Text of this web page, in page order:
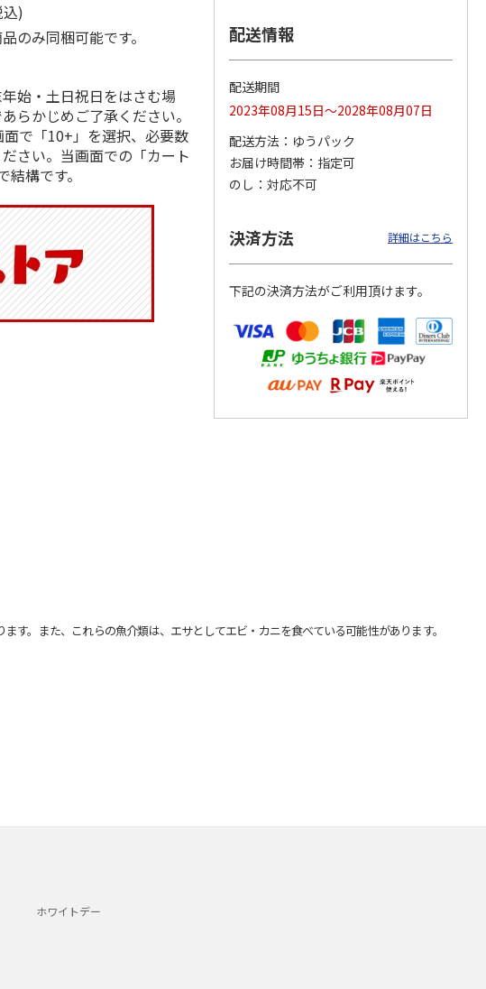
陶器ダイカットマグ
カップ ポムポムプ
リン CHMGD4
2,970円
コーデュロイ生地ラ
キティ KCOB2
2,200円
ふわっとフタタイト
パペットスンスン
1,485円
(送料別・税込)
八角形ステンレスマ
ラックマ リラッ
4,510円
(送料別・税込)
)
のみ同梱可能です。
始・土日祝日をはさむ場
らかじめご了承ください。
で「10+」を選択、必要数
さい。当画面での「カート
構です。
配送情報
配送期間
2023年08月15日～2028年08月07日
配送方法
ゆうパック
お届け時間帯
指定可
のし
対応不可
決済方法 詳細はこちら
下記の決済方法がご利用頂けます。
。また、これらの魚介類は、エサとしてエビ・カニを食べている可能性があります。
ホワイトデー